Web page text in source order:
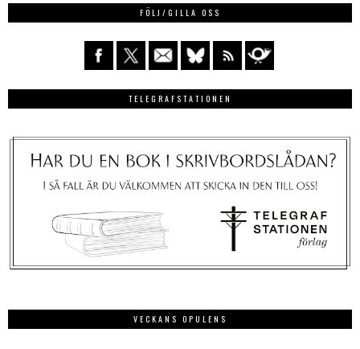
FÖLJ/GILLA OSS
TELEGRAFSTATIONEN
VECKANS OPULENS